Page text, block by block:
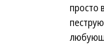
просто